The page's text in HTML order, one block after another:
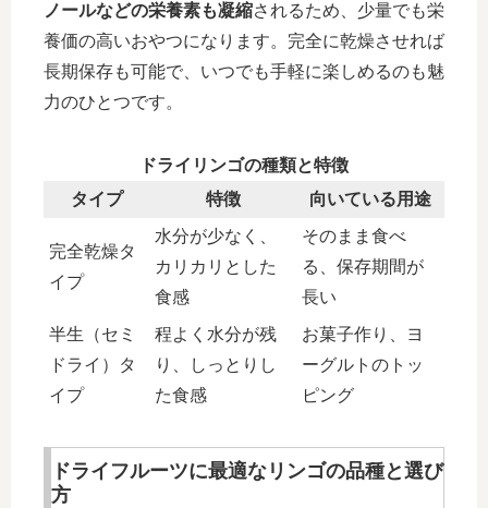
ノールなどの栄養素も凝縮されるため、少量でも栄
養価の高いおやつになります。完全に乾燥させれば
長期保存も可能で、いつでも手軽に楽しめるのも魅
力のひとつです。
ドライリンゴの種類と特徴
タイプ
特徴 向いている用途
完全乾燥タ
イプ
水分が少なく、
カリカリとした
食感
そのまま食べ
る、保存期間が
長い
半生（セミ
ドライ）タ
イプ
程よく水分が残
り、しっとりし
た食感
お菓子作り、ヨ
ーグルトのトッ
ピング
ドライフルーツに最適なリンゴの品種と選び
方